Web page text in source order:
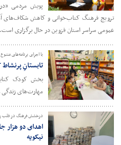
پویش مردمی
ترویج فرهنگ کتاب‌خوانی و کاهش شکاف‌های
عمومی سراسر استان قزوین در حال برگزاری است.
با اجرای برنامه‌های
تابستانِ
بخش کودک
مهارت‌های
درخشش فرهنگ در قلب
اهدای دو هزار
نیکویه